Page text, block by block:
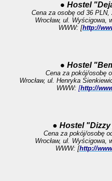
● Hostel
Cena za osobę od 36
Wrocław, ul. Wyścigowa,
WWW: [http://
● Hostel
Cena za pokój/osobę
Wrocław, ul. Henryka
WWW: [http://
● Hostel
Cena za pokój/osobę
Wrocław, ul. Wyścigowa,
WWW: [http://